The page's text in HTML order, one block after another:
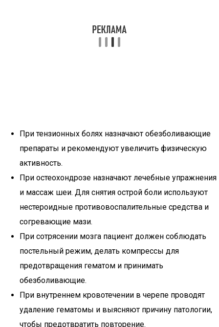
При тензионных болях назначают обезболивающие
препараты и рекомендуют увеличить физическую
активность.
При остеохондрозе назначают лечебные упражнения
и массаж шеи. Для снятия острой боли используют
нестероидные противовоспалительные средства и
согревающие мази.
При сотрясении мозга пациент должен соблюдать
постельный режим, делать компрессы для
предотвращения гематом и принимать
обезболивающие.
При внутреннем кровотечении в черепе проводят
удаление гематомы и выясняют причину патологии,
чтобы предотвратить повторение.